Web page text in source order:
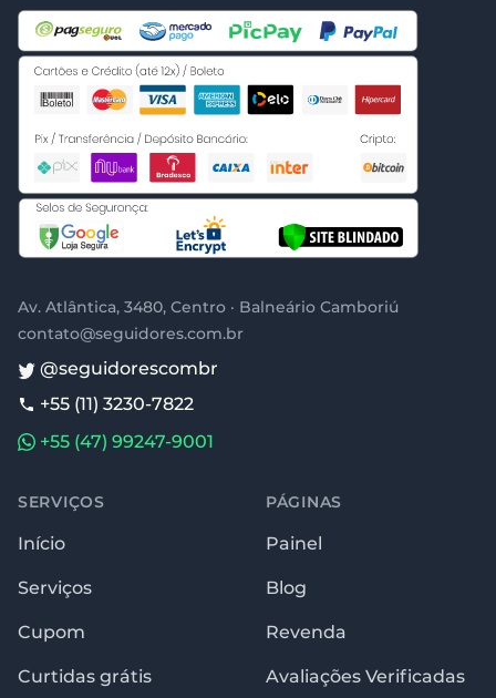
Av. Atlântica, 3480, Centro · Balneário Camboriú
contato@seguidores.com.br
@seguidorescombr
+55 (11) 3230-7822
+55 (47) 99247-9001
SERVIÇOS
Início
Serviços
Cupom
Curtidas grátis
PÁGINAS
Painel
Blog
Revenda
Avaliações Verificadas